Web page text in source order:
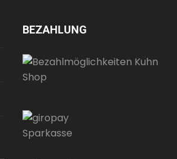
BEZAHLUNG